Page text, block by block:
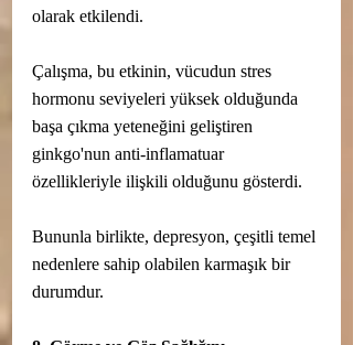
olarak etkilendi.
Çalışma, bu etkinin, vücudun stres
hormonu seviyeleri yüksek olduğunda
başa çıkma yeteneğini geliştiren
ginkgo'nun anti-inflamatuar
özellikleriyle ilişkili olduğunu gösterdi.
Bununla birlikte, depresyon, çeşitli temel
nedenlere sahip olabilen karmaşık bir
durumdur.